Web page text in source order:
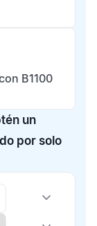
B1100
un
por solo